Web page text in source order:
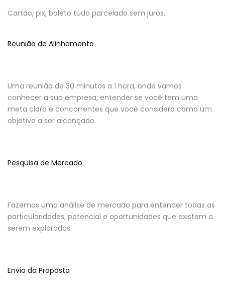
Cartão, pix, boleto tudo parcelado sem juros.
Reunião de Alinhamento
Uma reunião de 30 minutos a 1 hora, onde vamos
conhecer a sua empresa, entender se você tem uma
meta clara e concorrentes que você considera como um
objetivo a ser alcançado.
Pesquisa de Mercado
Fazemos uma análise de mercado para entender todas as
particularidades, potencial e oportunidades que existem a
serem exploradas.
Envio da Proposta